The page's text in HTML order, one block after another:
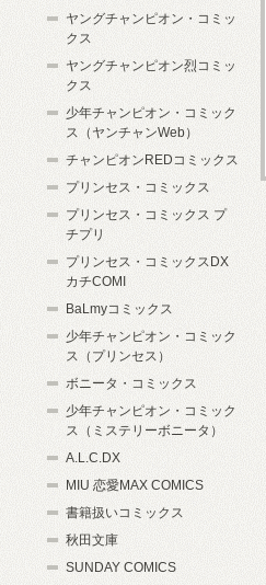
ヤングチャンピオン・コミッ
クス
ヤングチャンピオン烈コミッ
クス
少年チャンピオン・コミック
ス（ヤンチャンWeb）
チャンピオンREDコミックス
プリンセス・コミックス
プリンセス・コミックス プ
チプリ
プリンセス・コミックスDX
カチCOMI
BaLmyコミックス
少年チャンピオン・コミック
ス（プリンセス）
ボニータ・コミックス
少年チャンピオン・コミック
ス（ミステリーボニータ）
A.L.C.DX
MIU 恋愛MAX COMICS
書籍扱いコミックス
秋田文庫
SUNDAY COMICS